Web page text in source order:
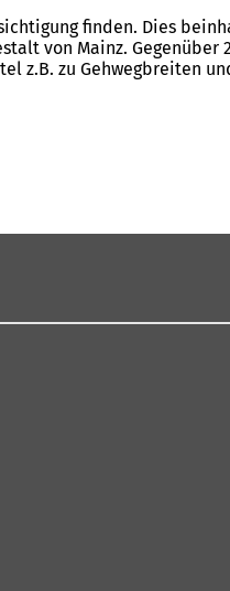
finden. Dies
von Mainz. Gegenüber
z.B. zu Gehwegbreiten